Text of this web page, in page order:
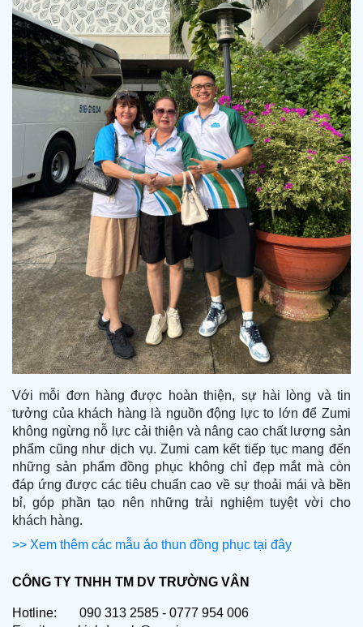
Với mỗi đơn hàng được hoàn thiện, sự hài lòng và tin
tưởng của khách hàng là nguồn động lực to lớn để Zumi
không ngừng nỗ lực cải thiện và nâng cao chất lượng sản
phẩm cũng như dịch vụ. Zumi cam kết tiếp tục mang đến
những sản phẩm đồng phục không chỉ đẹp mắt mà còn
đáp ứng được các tiêu chuẩn cao về sự thoải mái và bền
bỉ, góp phần tạo nên những trải nghiệm tuyệt vời cho
khách hàng.
>> Xem thêm các mẫu áo thun đồng phục tại đây
CÔNG TY TNHH TM DV TRƯỜNG VÂN
Hotline: 090 313 2585 - 0777 954 006